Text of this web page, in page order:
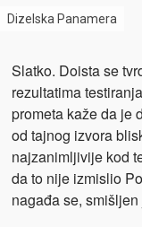
Dizelska Panamera
Slatko. Doista se
rezultatima
prometa kaže da je
od tajnog izvora
najzanimljivije kod
da to nije izmislio
nagađa se,